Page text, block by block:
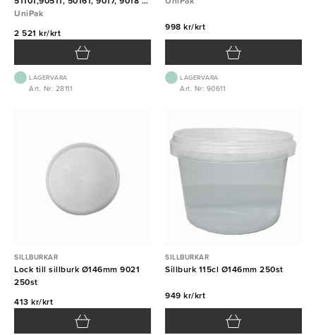
9029 3648st
UniPak
2 521 kr/krt
LAGERVARA
Art. Nr: 28111
998 kr/krt
LAGERVARA
Art. Nr: 90611
SILLBURKAR
Lock till sillburk Ø146mm 9021
250st
413 kr/krt
SILLBURKAR
Sillburk 115cl Ø146mm 250st
949 kr/krt